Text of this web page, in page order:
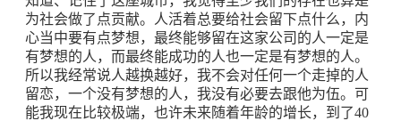
为社会做了点贡献。人活着总要给社会留下点什么，内
心当中要有点梦想，最终能够留在这家公司的人一定是
有梦想的人，而最终能成功的人也一定是有梦想的人。
所以我经常说人越换越好，我不会对任何一个走掉的人
留恋，一个没有梦想的人，我没有必要去跟他为伍。可
能我现在比较极端，也许未来随着年龄的增长，到了40